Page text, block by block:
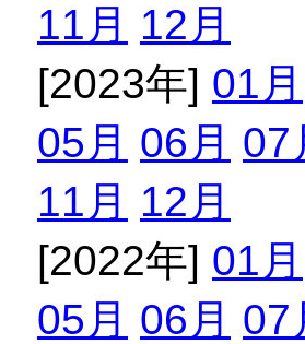
11月 12月
[2023年] 01月
05月 06月 07
11月 12月
[2022年] 01月
05月 06月 07